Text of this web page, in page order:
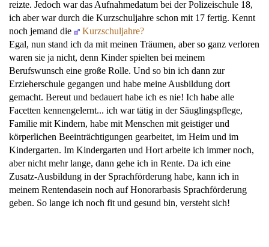
reizte. Jedoch war das Aufnahmedatum bei der Polizeischule 18,
ich aber war durch die Kurzschuljahre schon mit 17 fertig. Kennt
noch jemand die
Kurzschuljahre?
Egal, nun stand ich da mit meinen Träumen, aber so ganz verloren
waren sie ja nicht, denn Kinder spielten bei meinem
Berufswunsch eine große Rolle. Und so bin ich dann zur
Erzieherschule gegangen und habe meine Ausbildung dort
gemacht. Bereut und bedauert habe ich es nie! Ich habe alle
Facetten kennengelernt... ich war tätig in der Säuglingspflege,
Familie mit Kindern, habe mit Menschen mit geistiger und
körperlichen Beeinträchtigungen gearbeitet, im Heim und im
Kindergarten. Im Kindergarten und Hort arbeite ich immer noch,
aber nicht mehr lange, dann gehe ich in Rente. Da ich eine
Zusatz-Ausbildung in der Sprachförderung habe, kann ich in
meinem Rentendasein noch auf Honorarbasis Sprachförderung
geben. So lange ich noch fit und gesund bin, versteht sich!